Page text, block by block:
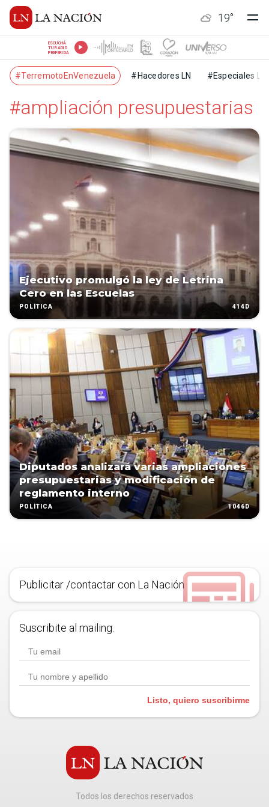
19°
ESCUCHÁ
TU RADIO
PREFERIDA
#TerremotoEnVenezuela #Hacedores LN #Especiales LN
#ampliación presupuestarias
Ejecutivo promulgó la ley de Letrina
Cero en las Escuelas
POLÍTICA 414D
Diputados analizará varias ampliaciones
presupuestarias y modificación de
reglamento interno
POLÍTICA 1046D
Publicitar /contactar con La Nación
Suscribite al mailing.
Listo, quiero suscribirme
Todos los derechos reservados